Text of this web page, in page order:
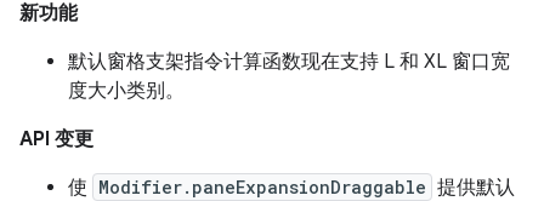
新功能
默认窗格支架指令计算函数现在支持 L 和 XL 窗口宽
度大小类别。
API 变更
使 Modifier.paneExpansionDraggable 提供默认